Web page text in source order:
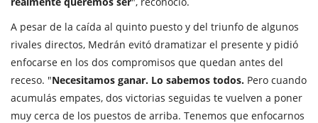
A pesar de la caída al quinto puesto y del triunfo de algunos
rivales directos, Medrán evitó dramatizar el presente y pidió
enfocarse en los dos compromisos que quedan antes del
receso. "Necesitamos ganar. Lo sabemos todos. Pero cuando
acumulás empates, dos victorias seguidas te vuelven a poner
muy cerca de los puestos de arriba. Tenemos que enfocarnos